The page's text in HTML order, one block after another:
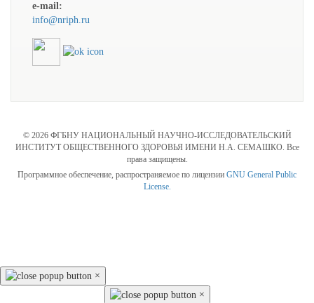
e-mail:
info@nriph.ru
© 2026 ФГБНУ НАЦИОНАЛЬНЫЙ НАУЧНО-ИССЛЕДОВАТЕЛЬСКИЙ
ИНСТИТУТ ОБЩЕСТВЕННОГО ЗДОРОВЬЯ ИМЕНИ Н.А. СЕМАШКО. Все
права защищены.
Программное обеспечение, распространяемое по лицензии GNU General Public
License.
×
×